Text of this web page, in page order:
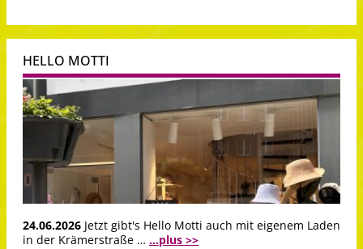
HELLO MOTTI
24.06.2026 Jetzt gibt's Hello Motti auch mit eigenem Laden
in der Krämerstraße … ...plus >>